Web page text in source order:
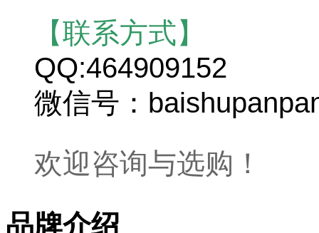
【联系方式】
QQ:464909152
微信号：
欢迎咨询与选购！
品牌介绍